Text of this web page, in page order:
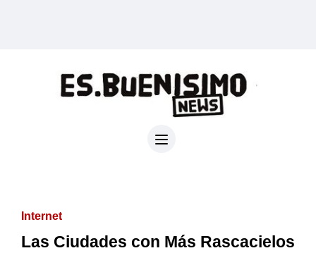
Internet
Las Ciudades con Más Rascacielos